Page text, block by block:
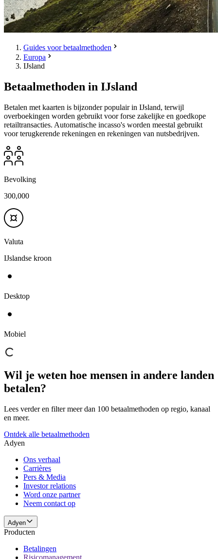
Guides voor betaalmethoden
Europa
IJsland
Betaalmethoden in IJsland
Betalen met kaarten is bijzonder populair in IJsland, terwijl
overboekingen worden gebruikt voor forse zakelijke en goedkope
retailtransacties. Automatische incasso's worden meestal gebruikt
voor terugkerende rekeningen en rekeningen van nutsbedrijven.
Bevolking
300,000
Valuta
IJslandse kroon
Desktop
Mobiel
Wil je weten hoe mensen in andere landen
betalen?
Lees verder en filter meer dan 100 betaalmethoden op regio, kanaal
en meer.
Ontdek alle betaalmethoden
Adyen
Ons verhaal
Carrières
Pers & Media
Investor relations
Word onze partner
Neem contact op
Adyen
Producten
Betalingen
Risicomanagement